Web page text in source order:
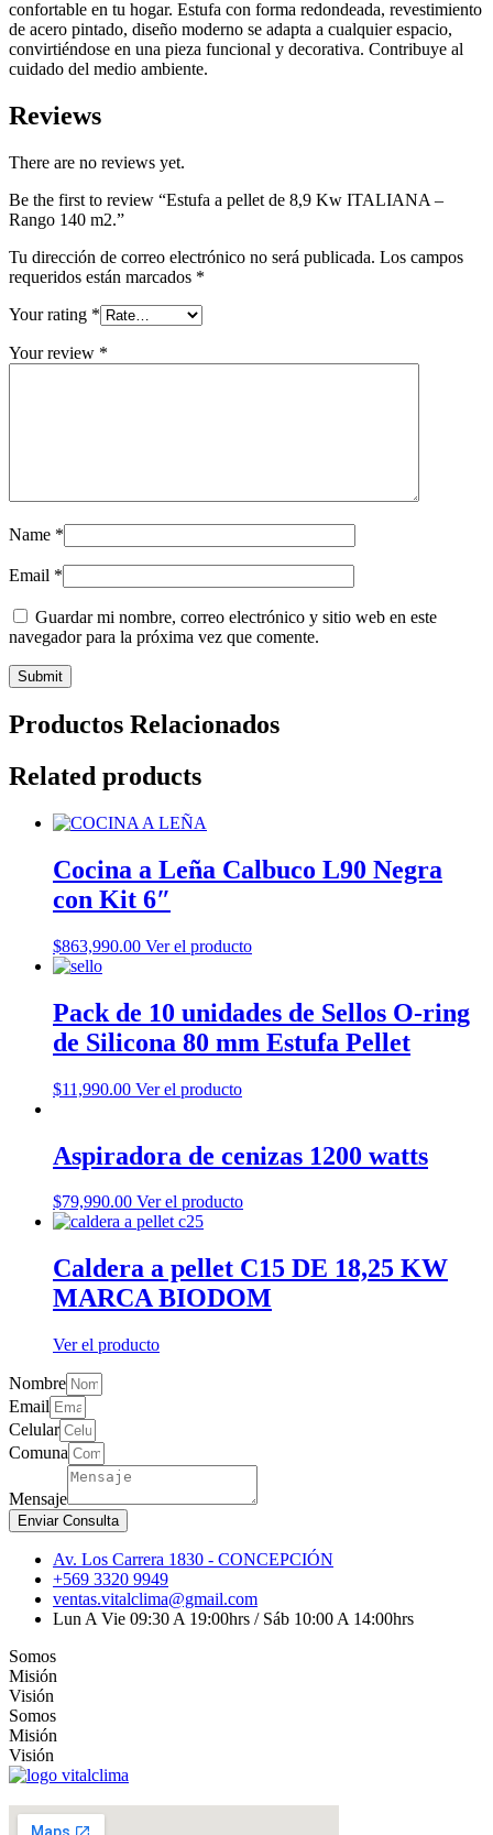
confortable en tu hogar. Estufa con forma redondeada, revestimiento
de acero pintado, diseño moderno se adapta a cualquier espacio,
convirtiéndose en una pieza funcional y decorativa. Contribuye al
cuidado del medio ambiente.
Reviews
There are no reviews yet.
Be the first to review “Estufa a pellet de 8,9 Kw ITALIANA –
Rango 140 m2.”
Tu dirección de correo electrónico no será publicada. Los campos
requeridos están marcados *
Your rating *
Your review *
Name *
Email *
Guardar mi nombre, correo electrónico y sitio web en este
navegador para la próxima vez que comente.
Productos Relacionados
Related products
Cocina a Leña Calbuco L90 Negra
con Kit 6″
$863,990.00 Ver el producto
Pack de 10 unidades de Sellos O-ring
de Silicona 80 mm Estufa Pellet
$11,990.00 Ver el producto
Aspiradora de cenizas 1200 watts
$79,990.00 Ver el producto
Caldera a pellet C15 DE 18,25 KW
MARCA BIODOM
Ver el producto
Nombre
Email
Celular
Comuna
Mensaje
Enviar Consulta
Av. Los Carrera 1830 - CONCEPCIÓN
+569 3320 9949
ventas.vitalclima@gmail.com
Lun A Vie 09:30 A 19:00hrs / Sáb 10:00 A 14:00hrs
Somos
Misión
Visión
Somos
Misión
Visión